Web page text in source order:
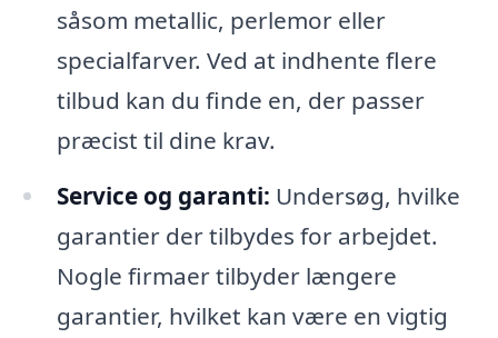
såsom metallic, perlemor eller
specialfarver. Ved at indhente flere
tilbud kan du finde en, der passer
præcist til dine krav.
Service og garanti: Undersøg, hvilke
garantier der tilbydes for arbejdet.
Nogle firmaer tilbyder længere
garantier, hvilket kan være en vigtig